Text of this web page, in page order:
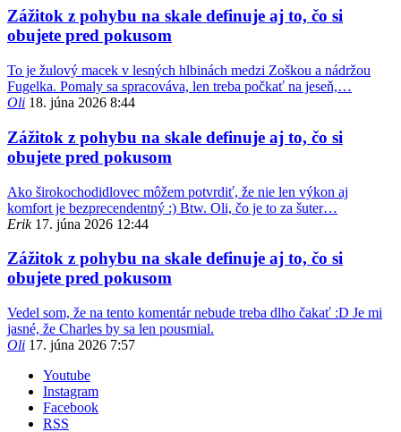
Zážitok z pohybu na skale definuje aj to, čo si
obujete pred pokusom
To je žulový macek v lesných hlbinách medzi Zoškou a nádržou
Fugelka. Pomaly sa spracováva, len treba počkať na jeseň,…
Oli 18. júna 2026 8:44
Zážitok z pohybu na skale definuje aj to, čo si
obujete pred pokusom
Ako širokochodidlovec môžem potvrdiť, že nie len výkon aj
komfort je bezprecendentný :) Btw. Oli, čo je to za šuter…
Erik 17. júna 2026 12:44
Zážitok z pohybu na skale definuje aj to, čo si
obujete pred pokusom
Vedel som, že na tento komentár nebude treba dlho čakať :D Je mi
jasné, že Charles by sa len pousmial.
Oli 17. júna 2026 7:57
Youtube
Instagram
Facebook
RSS